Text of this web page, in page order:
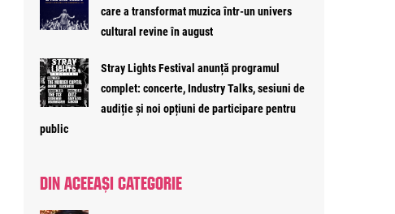
care a transformat muzica într-un univers
cultural revine în august
Stray Lights Festival anunță programul
complet: concerte, Industry Talks, sesiuni de
audiție și noi opțiuni de participare pentru
public
DIN ACEEAȘI CATEGORIE